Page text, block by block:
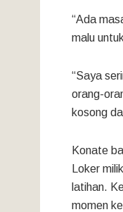
“Ada
malu
“Saya
orang-
kosong
Konate
Loker
latihan.
momen